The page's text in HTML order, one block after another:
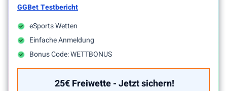
GGBet Testbericht
eSports Wetten
Einfache Anmeldung
Bonus Code: WETTBONUS
25€ Freiwette - Jetzt sichern!